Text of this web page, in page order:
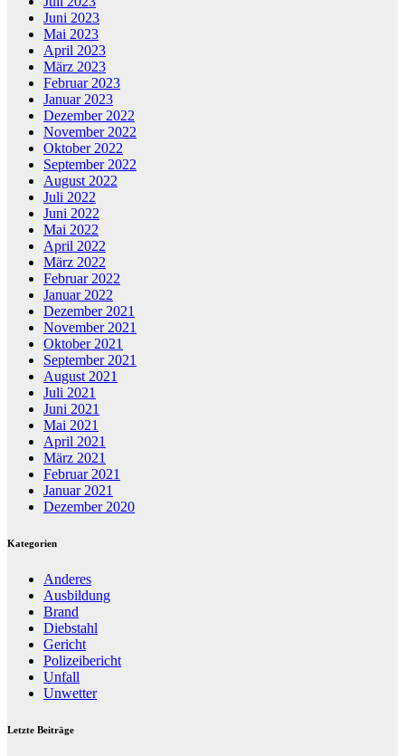
Juni 2023
Mai 2023
April 2023
März 2023
Februar 2023
Januar 2023
Dezember 2022
November 2022
Oktober 2022
September 2022
August 2022
Juli 2022
Juni 2022
Mai 2022
April 2022
März 2022
Februar 2022
Januar 2022
Dezember 2021
November 2021
Oktober 2021
September 2021
August 2021
Juli 2021
Juni 2021
Mai 2021
April 2021
März 2021
Februar 2021
Januar 2021
Dezember 2020
Kategorien
Anderes
Ausbildung
Brand
Diebstahl
Gericht
Polizeibericht
Unfall
Unwetter
Letzte Beiträge